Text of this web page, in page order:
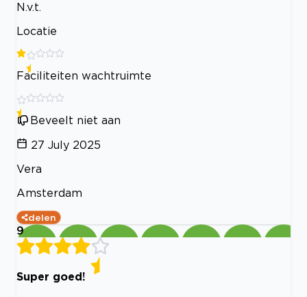
N.v.t.
Locatie
Faciliteiten wachtruimte
Beveelt niet aan
27 July 2025
Vera
Amsterdam
delen
9
Super goed!